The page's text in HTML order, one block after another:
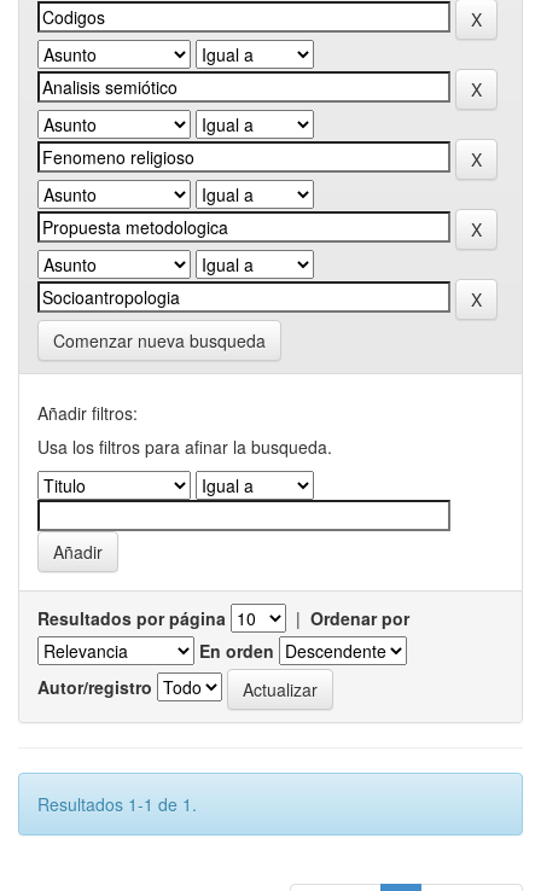
Comenzar nueva busqueda
Añadir filtros:
Usa los filtros para afinar la busqueda.
Resultados por página | Ordenar por
En orden
Autor/registro
Resultados 1-1 de 1.